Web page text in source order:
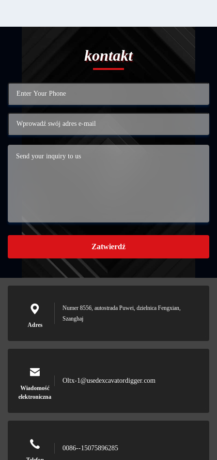
kontakt
Zatwierdź
Adres
Numer 8556, autostrada Puwei, dzielnica Fengxian,
Szanghaj
Wiadomość
elektroniczna
Oltx-1@usedexcavatordigger.com
0086--15075896285